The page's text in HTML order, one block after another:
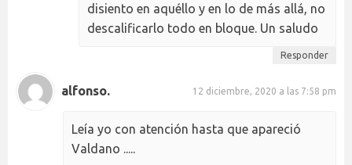
disiento en aquéllo y en lo de más allá, no
descalificarlo todo en bloque. Un saludo
Responder
alfonso. 12 diciembre, 2020 a las 7:58 pm
Leía yo con atención hasta que apareció
Valdano .....